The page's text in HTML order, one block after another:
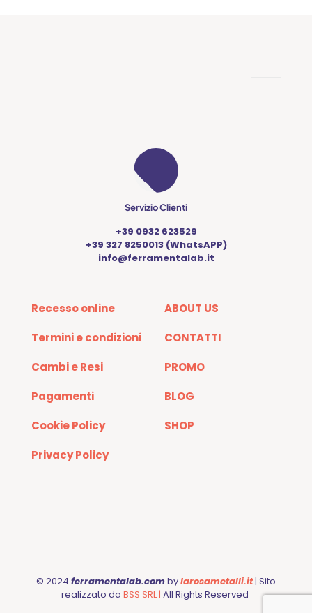
Servizio Clienti
+39 0932 623529
+39 327 8250013 (WhatsAPP)
info@ferramentalab.it
Recesso online
Termini e condizioni
Cambi e Resi
Pagamenti
Cookie Policy
Privacy Policy
ABOUT US
CONTATTI
PROMO
BLOG
SHOP
© 2024 ferramentalab.combylarosametalli.it| Sito
realizzato da BSS SRL | All Rights Reserved